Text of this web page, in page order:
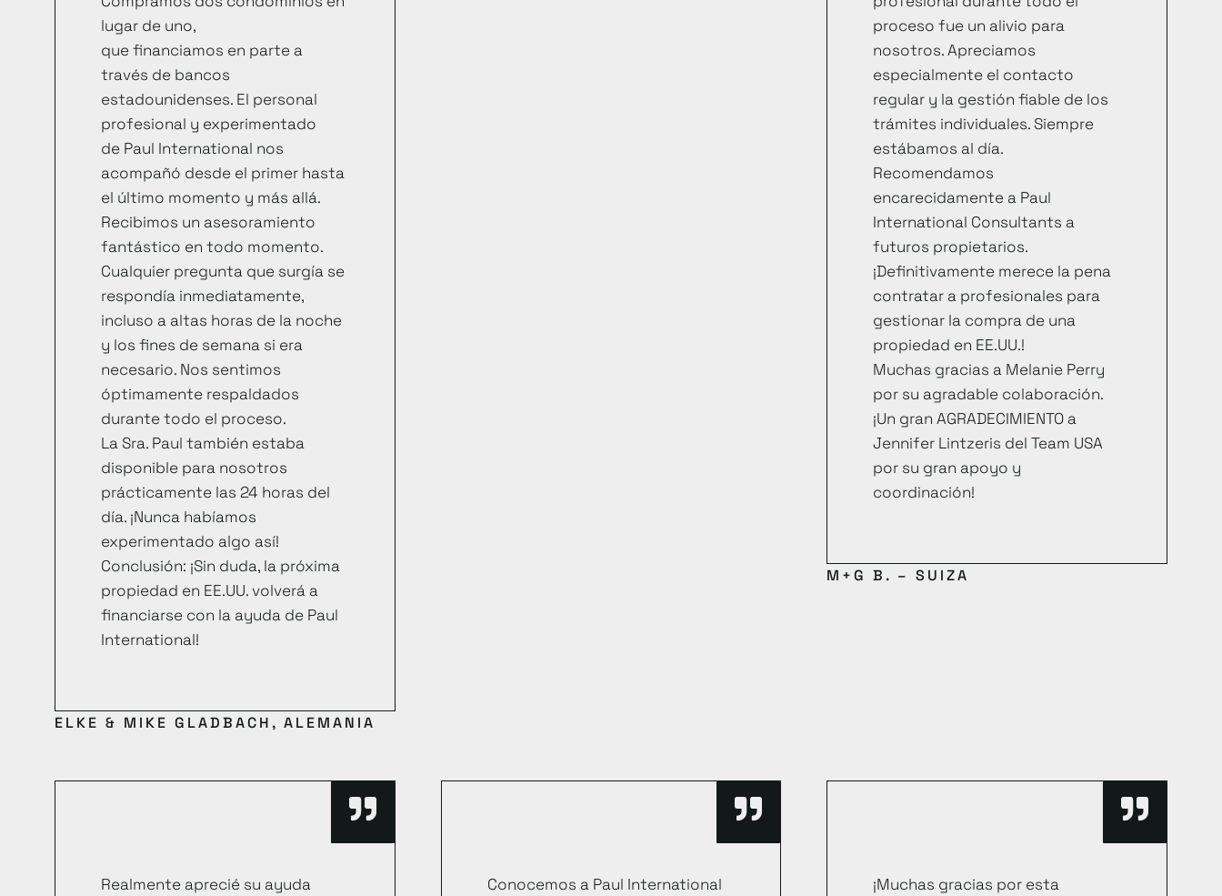
lugar de uno,
que financiamos en parte a
través de bancos
estadounidenses. El personal
profesional y experimentado
de Paul International nos
acompañó desde el primer hasta
el último momento y más allá.
Recibimos un asesoramiento
fantástico en todo momento.
Cualquier pregunta que surgía se
respondía inmediatamente,
incluso a altas horas de la noche
y los fines de semana si era
necesario. Nos sentimos
óptimamente respaldados
durante todo el proceso.
La Sra. Paul también estaba
disponible para nosotros
prácticamente las 24 horas del
día. ¡Nunca habíamos
experimentado algo así!
Conclusión: ¡Sin duda, la próxima
propiedad en EE.UU. volverá a
financiarse con la ayuda de Paul
International!
ELKE & MIKE GLADBACH, ALEMANIA
proceso fue un alivio para
nosotros. Apreciamos
especialmente el contacto
regular y la gestión fiable de los
trámites individuales. Siempre
estábamos al día.
Recomendamos
encarecidamente a Paul
International Consultants a
futuros propietarios.
¡Definitivamente merece la pena
contratar a profesionales para
gestionar la compra de una
propiedad en EE.UU.!
Muchas gracias a Melanie Perry
por su agradable colaboración.
¡Un gran AGRADECIMIENTO a
Jennifer Lintzeris del Team USA
por su gran apoyo y
coordinación!
M+G B. – SUIZA
Realmente aprecié su ayuda
Conocemos a Paul International
¡Muchas gracias por esta